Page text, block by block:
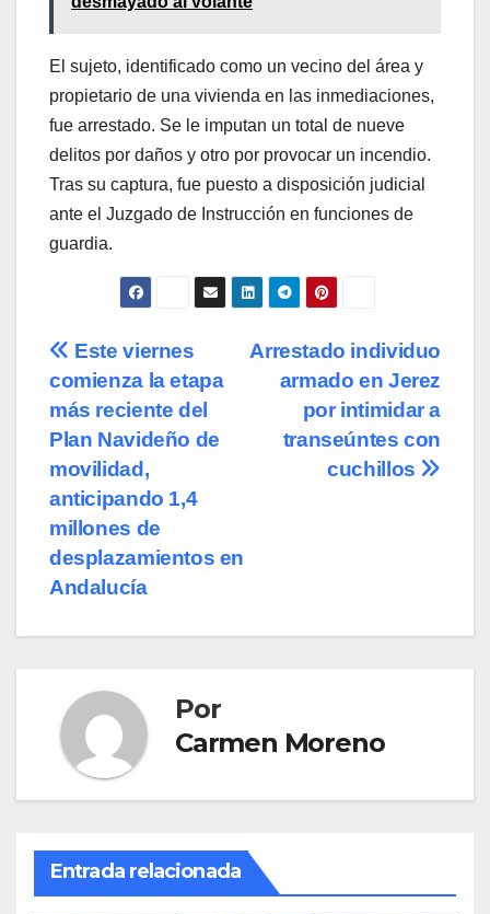
El sujeto, identificado como un vecino del área y
propietario de una vivienda en las inmediaciones,
fue arrestado. Se le imputan un total de nueve
delitos por daños y otro por provocar un incendio.
Tras su captura, fue puesto a disposición judicial
ante el Juzgado de Instrucción en funciones de
guardia.
Navegación
de
entradas
Arrestado individuo
armado en Jerez
por intimidar a
transeúntes con
cuchillos
Este viernes
comienza la etapa
más reciente del
Plan Navideño de
movilidad,
anticipando 1,4
millones de
desplazamientos en
Andalucía
Por
Carmen Moreno
Entrada relacionada